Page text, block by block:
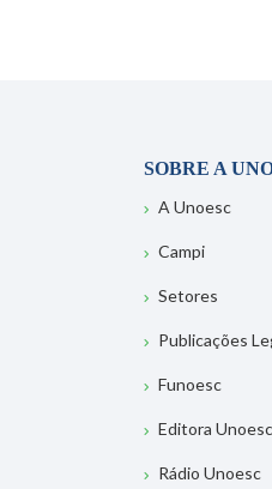
SOBRE A
A Unoesc
Campi
Setores
Publicações
Funoesc
Editora Unoesc
Rádio Unoesc